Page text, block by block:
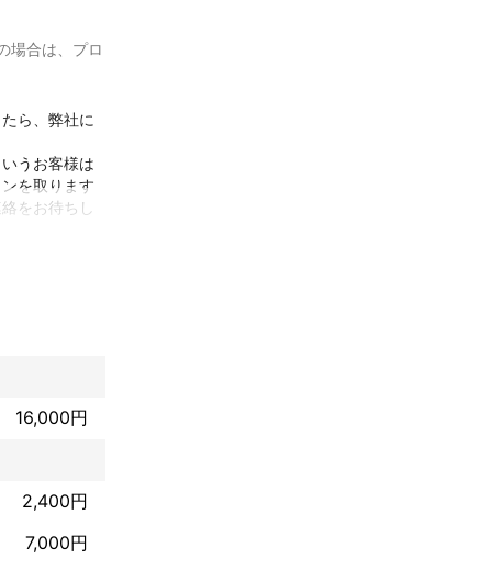
場合は、プロ
ら、弊社に
うお客様は
を取ります
をお待ちし
16,000円
2,400円
7,000円